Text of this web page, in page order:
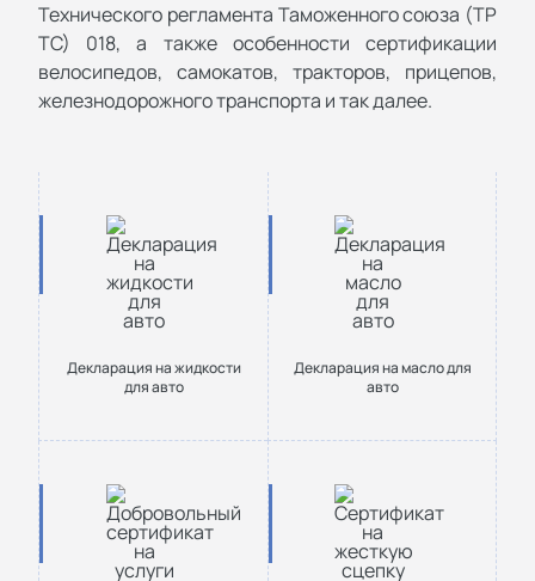
Технического регламента Таможенного союза (ТР
ТС) 018, а также особенности сертификации
велосипедов, самокатов, тракторов, прицепов,
железнодорожного транспорта и так далее.
Декларация на жидкости
для авто
Декларация на масло для
авто